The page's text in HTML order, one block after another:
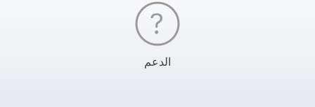
الدعم